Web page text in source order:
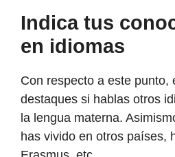
Indica tus
en idiomas
Con respecto a este punto,
destaques si hablas otros
la lengua materna.
has vivido en otros países,